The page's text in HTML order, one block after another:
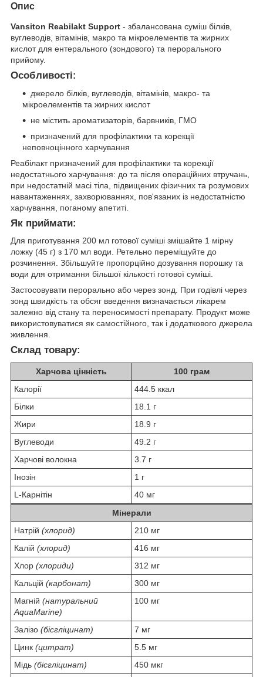
Опис
Vansiton Reabilakt Support - збалансована суміш білків,
вуглеводів, вітамінів, макро та мікроелементів та жирних
кислот для ентерального (зондового) та перорального
прийому.
Особливості:
джерело білків, вуглеводів, вітамінів, макро- та
мікроелементів та жирних кислот
не містить ароматизаторів, барвників, ГМО
призначений для профілактики та корекції
неповноцінного харчування
Реабілакт призначений для профілактики та корекції
недостатнього харчування: до та після операційних втручань,
при недостатній масі тіла, підвищених фізичних та розумових
навантаженнях, захворюваннях, пов'язаних із недостатністю
харчування, поганому апетиті.
Як приймати:
Для приготування 200 мл готової суміші змішайте 1 мірну
ложку (45 г) з 170 мл води. Ретельно переміщуйте до
розчинення. Збільшуйте пропорційно дозування порошку та
води для отримання більшої кількості готової суміші.
Застосовувати перорально або через зонд. При годівлі через
зонд швидкість та обсяг введення визначається лікарем
залежно від стану та переносимості препарату. Продукт може
використовуватися як самостійного, так і додаткового джерела
живлення.
Склад товару:
Харчова цінність
100 грам
Калорії
444.5 ккал
Білки
18.1 г
Жири
18.9 г
Вуглеводи
49.2 г
Харчові волокна
3.7 г
Інозін
1 г
L-Карнітін
40 мг
Мінерали
Натрій (хлорид)
210 мг
Калій (хлорид)
416 мг
Хлор (хлориди)
312 мг
Кальцій (карбонат)
300 мг
Магній (натуральний
AquaMarine)
100 мг
Залізо (бісгліцинат)
7 мг
Цинк (цитрат)
5.5 мг
Мідь (бісгліцинат)
450 мкг